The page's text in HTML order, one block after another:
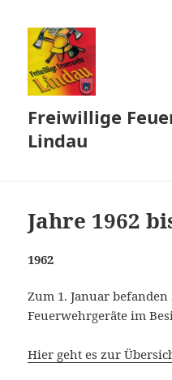
Freiwillige
Lindau
Jahre 1962
1962
Zum 1. Januar
Feuerwehrgeräte im
Hier geht es zur